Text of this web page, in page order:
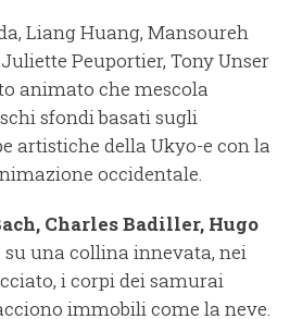
Liang Huang, Mansoureh
Peuportier, Tony Unser
animato che mescola
sfondi basati sugli
artistiche della Ukyo-e con la
occidentale.
Charles Badiller, Hugo
su una collina innevata, nei
i corpi dei samurai
immobili come la neve.